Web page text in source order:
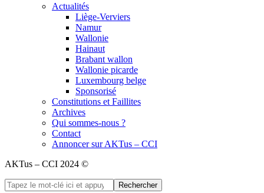
Actualités
Liège-Verviers
Namur
Wallonie
Hainaut
Brabant wallon
Wallonie picarde
Luxembourg belge
Sponsorisé
Constitutions et Faillites
Archives
Qui sommes-nous ?
Contact
Annoncer sur AKTus – CCI
AKTus – CCI 2024 ©